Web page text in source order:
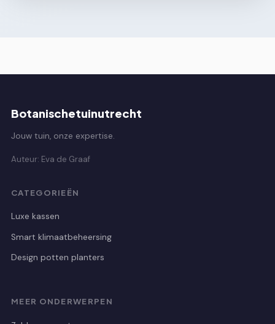
Botanischetuinutrecht
Jouw tuin, onze expertise.
Auteur: Eva de Graaf
CATEGORIEËN
Luxe kassen
Smart klimaatbeheersing
Design potten planters
MEER ONDERWERPEN